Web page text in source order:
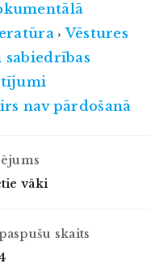
› Vēstures
sabiedrības
nav pārdošanā
vāki
skaits